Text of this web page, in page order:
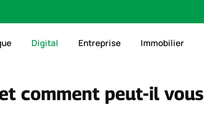
Digital Entreprise Immobilier
comment peut-il vous